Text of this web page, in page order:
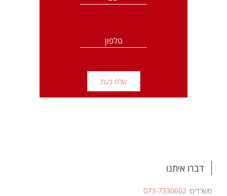
טלפון
דברו איתנו
משרדים: 073-7330602